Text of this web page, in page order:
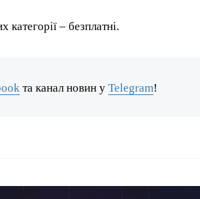
категорії – безплатні.
та канал новин уTelegram!